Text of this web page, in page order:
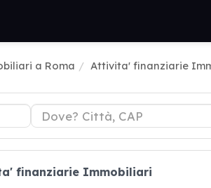
a Roma Attivita' finanziarie
finanziarie Immobiliari